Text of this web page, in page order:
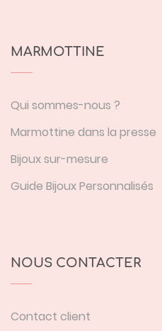
MARMOTTINE
Qui sommes-nous ?
Marmottine dans la presse
Bijoux sur-mesure
Guide Bijoux Personnalisés
NOUS CONTACTER
Contact client